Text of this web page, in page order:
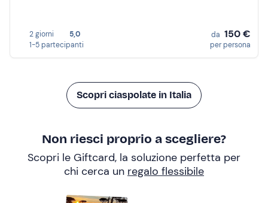
2 giorni
5,0
1-5 partecipanti
da 150 €
per persona
Scopri ciaspolate in Italia
Non riesci proprio a scegliere?
Scopri le Giftcard, la soluzione perfetta per
chi cerca un regalo flessibile